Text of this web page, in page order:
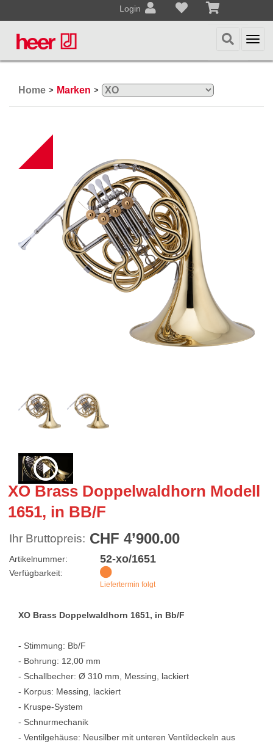
Login
Home > Marken >
XO Brass Doppelwaldhorn Modell
1651, in BB/F
Ihr Bruttopreis: CHF 4’900.00
Artikelnummer: 52-xo/1651
Verfügbarkeit:
Liefertermin folgt
XO Brass Doppelwaldhorn 1651, in Bb/F
- Stimmung: Bb/F
- Bohrung: 12,00 mm
- Schallbecher: Ø 310 mm, Messing, lackiert
- Korpus: Messing, lackiert
- Kruspe-System
- Schnurmechanik
- Ventilgehäuse: Neusilber mit unteren Ventildeckeln aus